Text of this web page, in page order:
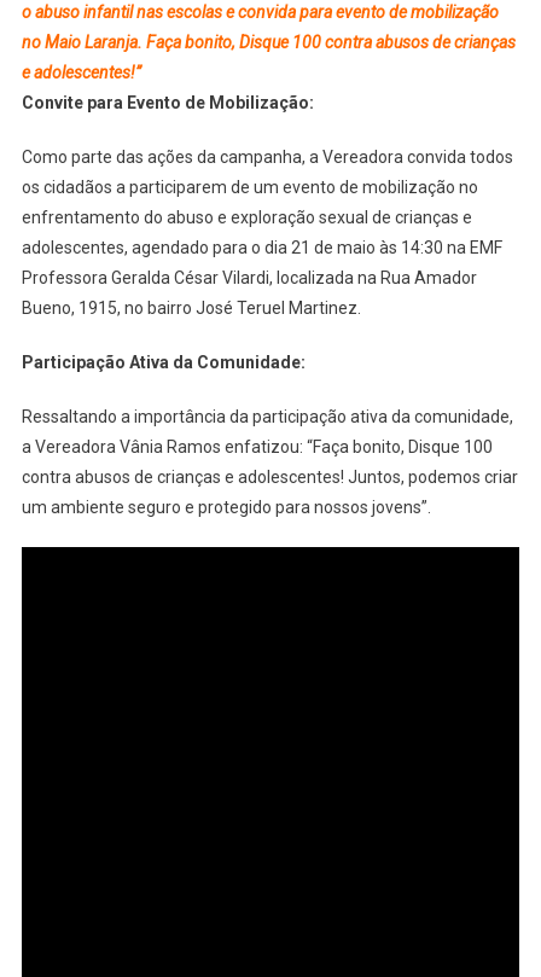
o abuso infantil nas escolas e convida para evento de mobilização
no Maio Laranja. Faça bonito, Disque 100 contra abusos de crianças
e adolescentes!”
Convite para Evento de Mobilização:
Como parte das ações da campanha, a Vereadora convida todos
os cidadãos a participarem de um evento de mobilização no
enfrentamento do abuso e exploração sexual de crianças e
adolescentes, agendado para o dia 21 de maio às 14:30 na EMF
Professora Geralda César Vilardi, localizada na Rua Amador
Bueno, 1915, no bairro José Teruel Martinez.
Participação Ativa da Comunidade:
Ressaltando a importância da participação ativa da comunidade,
a Vereadora Vânia Ramos enfatizou: “Faça bonito, Disque 100
contra abusos de crianças e adolescentes! Juntos, podemos criar
um ambiente seguro e protegido para nossos jovens”.